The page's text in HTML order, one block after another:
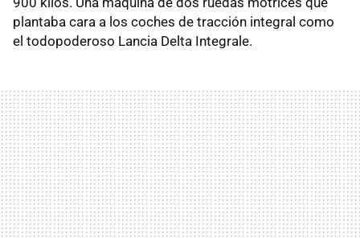
plantaba cara a los coches de tracción integral como
el todopoderoso Lancia Delta Integrale.